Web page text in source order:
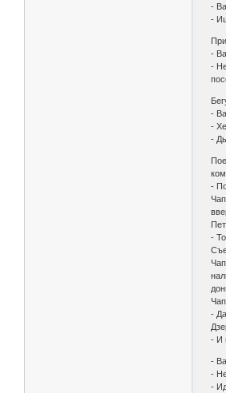
-
-
-
- Не
-
-
-
-
-
- Да,
- И
-
- Не
-